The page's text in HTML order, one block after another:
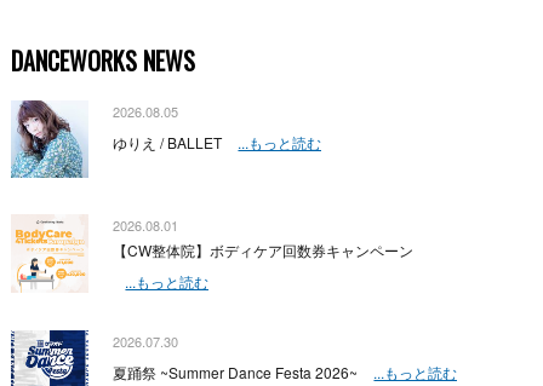
DANCEWORKS NEWS
2026.08.05
ゆりえ / BALLET ...もっと読む
2026.08.01
【CW整体院】ボディケア回数券キャンペーン
...もっと読む
2026.07.30
夏踊祭 ~Summer Dance Festa 2026~ ...もっと読む